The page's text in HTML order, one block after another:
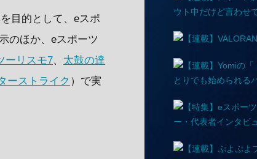
目的として、eスポ
のほか、eスポーツ
ーリスモ7、 太鼓の達
ーストライク ）で実